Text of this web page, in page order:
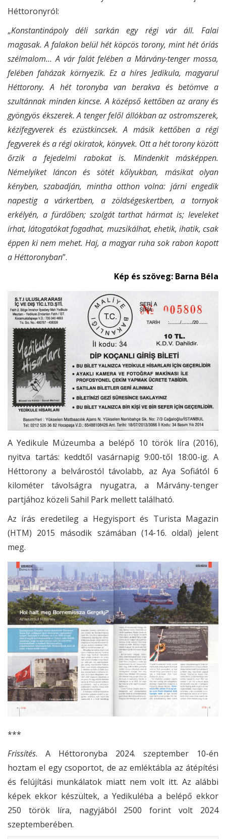
Héttoronyról:
„Konstantinápoly déli sarkán egy régi vár áll. Falai
magasak. A falakon belül hét köpcös torony, mint hét óriás
szélmalom… A vár falát felében a Márvány-tenger mossa,
felében faházak környezik. Ez a híres Jedikula, magyarul
Héttorony. A hét toronyba van berakva és betömve a
szultánnak minden kincse. A középső kettőben az arany és
gyöngyös ékszerek. A tenger felől állókban az ostromszerek,
kézifegyverek és ezüstkincsek. A másik kettőben a régi
fegyverek és a régi okiratok, könyvek. Ott a hét torony között
őrzik a fejedelmi rabokat is. Mindenkit másképpen.
Némelyiket láncon és sötét kőlyukban, másikat olyan
kényben, szabadján, mintha otthon volna: járni engedik
napestig a várkertben, a zöldségeskertben, a tornyok
erkélyén, a fürdőben; szolgát tarthat hármat is; leveleket
írhat, látogatókat fogadhat, muzsikálhat, ehetik, ihatik, csak
éppen ki nem mehet. Haj, a magyar ruha sok rabon kopott
a Héttoronyban”.
Kép és szöveg: Barna Béla
A Yedikule Múzeumba a belépő 10 török líra (2016),
nyitva tartás: keddtől vasárnapig 9:00-től 18:00-ig. A
Héttorony a belvárostól távolabb, az Aya Sofiától 6
kilométer távolságra nyugatra, a Márvány-tenger
partjához közeli Sahil Park mellett található.
Az írás eredetileg a Hegyisport és Turista Magazin
(HTM) 2015 második számában (14-16. oldal) jelent
meg.
***
Frissítés. A Héttoronyba 2024. szeptember 10-én
hoztam el egy csoportot, de az emléktábla az átépítési
és felújítási munkálatok miatt nem volt itt. Az alábbi
képek ekkor készültek, a Yedikuléba a belépő ekkor
250 török líra, nagyjából 2500 forint volt 2024
szeptemberében.